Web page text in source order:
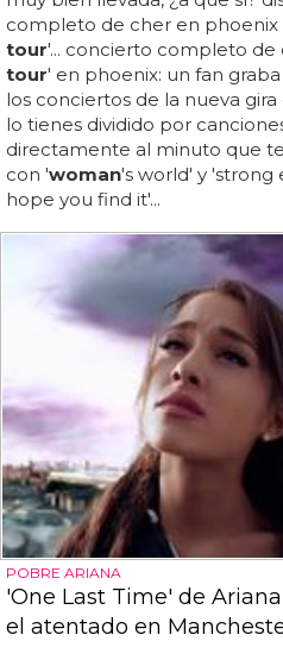
completo de cher en phoenix
tour'... concierto completo de
tour' en phoenix: un fan
los conciertos de la nueva
lo tienes dividido por
directamente al minuto que
con 'woman's world' y 'strong
hope you find it'...
POBRE ARIANA
'One Last Time' de
el atentado en